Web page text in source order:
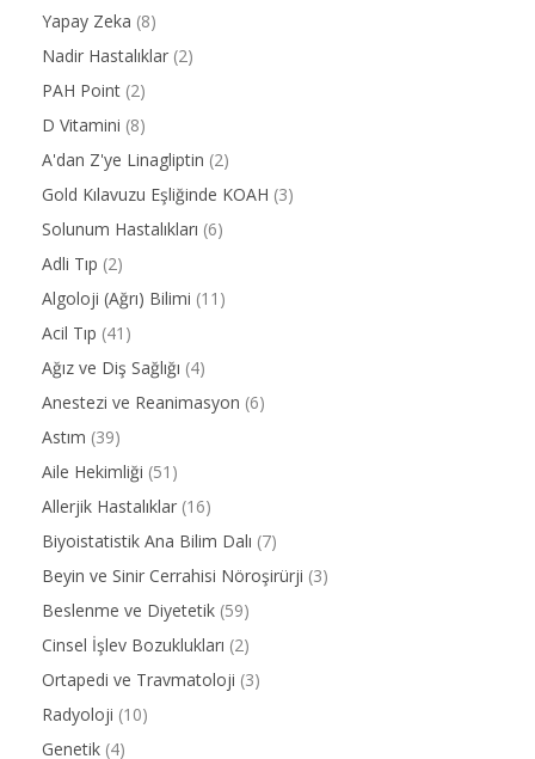
Yapay Zeka (8)
Nadir Hastalıklar (2)
PAH Point (2)
D Vitamini (8)
A'dan Z'ye Linagliptin (2)
Gold Kılavuzu Eşliğinde KOAH (3)
Solunum Hastalıkları (6)
Adli Tıp (2)
Algoloji (Ağrı) Bilimi (11)
Acil Tıp (41)
Ağız ve Diş Sağlığı (4)
Anestezi ve Reanimasyon (6)
Astım (39)
Aile Hekimliği (51)
Allerjik Hastalıklar (16)
Biyoistatistik Ana Bilim Dalı (7)
Beyin ve Sinir Cerrahisi Nöroşirürji (3)
Beslenme ve Diyetetik (59)
Cinsel İşlev Bozuklukları (2)
Ortapedi ve Travmatoloji (3)
Radyoloji (10)
Genetik (4)